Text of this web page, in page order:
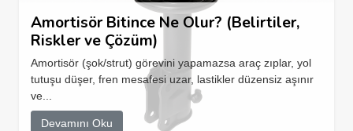
Amortisör Bitince Ne Olur? (Belirtiler,
Riskler ve Çözüm)
Amortisör (şok/strut) görevini yapamazsa araç zıplar, yol
tutuşu düşer, fren mesafesi uzar, lastikler düzensiz aşınır
ve...
Devamını Oku